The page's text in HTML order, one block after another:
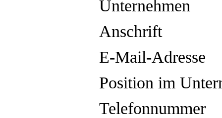
Unternehmen
Anschrift
E-Mail-Adresse
Position im
Telefonnummer